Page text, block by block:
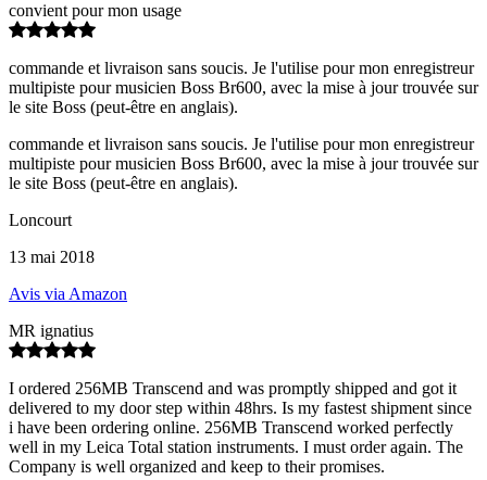
convient pour mon usage
commande et livraison sans soucis. Je l'utilise pour mon enregistreur
multipiste pour musicien Boss Br600, avec la mise à jour trouvée sur
le site Boss (peut-être en anglais).
commande et livraison sans soucis. Je l'utilise pour mon enregistreur
multipiste pour musicien Boss Br600, avec la mise à jour trouvée sur
le site Boss (peut-être en anglais).
Loncourt
13 mai 2018
Avis via Amazon
MR ignatius
I ordered 256MB Transcend and was promptly shipped and got it
delivered to my door step within 48hrs. Is my fastest shipment since
i have been ordering online. 256MB Transcend worked perfectly
well in my Leica Total station instruments. I must order again. The
Company is well organized and keep to their promises.